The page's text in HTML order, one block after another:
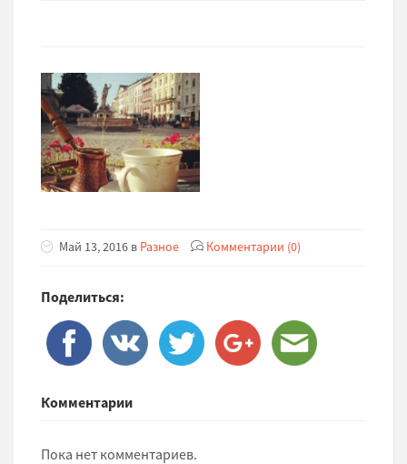
Май 13, 2016 в Разное Комментарии (0)
Поделиться:
Комментарии
Пока нет комментариев.